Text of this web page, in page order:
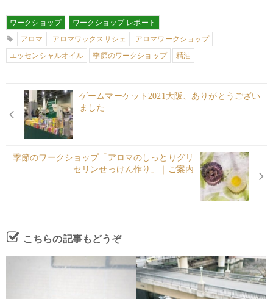
ワークショップ
ワークショップ レポート
アロマ
アロマワックスサシェ
アロマワークショップ
エッセンシャルオイル
季節のワークショップ 精油
ゲームマーケット2021大阪、ありがとうござい
ました
季節のワークショップ「アロマのしっとりグリ
セリンせっけん作り」｜ご案内
こちらの記事もどうぞ